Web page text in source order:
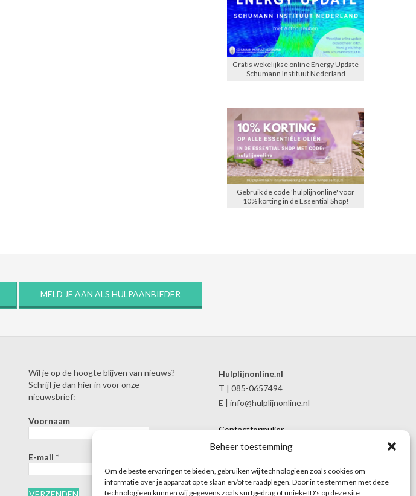
Beheer toestemming
Om de beste ervaringen te bieden, gebruiken wij technologieën zoals cookies om
informatie over je apparaat op te slaan en/of te raadplegen. Door in te stemmen met deze
technologieën kunnen wij gegevens zoals surfgedrag of unieke ID's op deze site
Gratis wekelijkse online Energy Update
Schumann Instituut Nederland
Gebruik de code 'hulplijnonline' voor
10% korting in de Essential Shop!
MELD JE AAN ALS HULPAANBIEDER
Wil je op de hoogte blijven van nieuws?
Schrijf je dan hier in voor onze
nieuwsbrief:
Voornaam
E-mail *
Hulplijnonline.nl
T | 085-0657494
E | info@hulplijnonline.nl
Contactformulier
Over Hulplijnonline.nl